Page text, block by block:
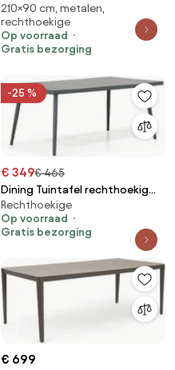
90 cm.
210×90 cm, metalen,
rechthoekige
Op voorraad
Gratis bezorging
-25 %
€ 349€ 465
Dining Tuintafel rechthoekig
180 x 100 cm Grijs Sophia
Rechthoekige
Op voorraad
Gratis bezorging
€ 699